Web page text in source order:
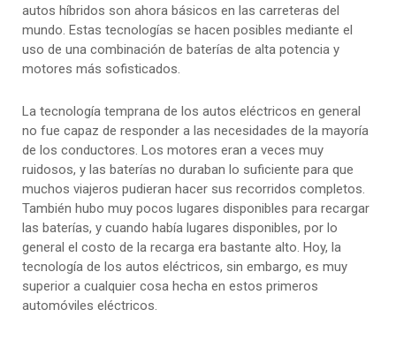
autos híbridos son ahora básicos en las carreteras del
mundo. Estas tecnologías se hacen posibles mediante el
uso de una combinación de baterías de alta potencia y
motores más sofisticados.
La tecnología temprana de los autos eléctricos en general
no fue capaz de responder a las necesidades de la mayoría
de los conductores. Los motores eran a veces muy
ruidosos, y las baterías no duraban lo suficiente para que
muchos viajeros pudieran hacer sus recorridos completos.
También hubo muy pocos lugares disponibles para recargar
las baterías, y cuando había lugares disponibles, por lo
general el costo de la recarga era bastante alto. Hoy, la
tecnología de los autos eléctricos, sin embargo, es muy
superior a cualquier cosa hecha en estos primeros
automóviles eléctricos.